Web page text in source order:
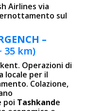
Airlines via
sul
–
35 km)
Operazioni di
locale per il
Colazione,
poi Tashkande